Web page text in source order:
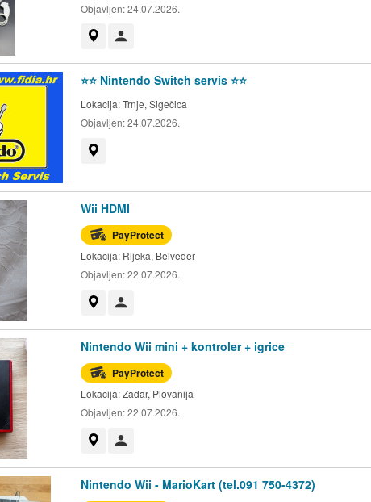
Objavljen:24.07.2026.
⭐️⭐️ Nintendo Switch servis ⭐️⭐️
Lokacija:Trnje, Sigečica
Objavljen:24.07.2026.
Wii HDMI
PayProtect
Lokacija: Rijeka, Belveder
Objavljen:22.07.2026.
Nintendo Wii mini + kontroler + igrice
PayProtect
Lokacija:Zadar, Plovanija
Objavljen:22.07.2026.
Nintendo Wii - MarioKart (tel.091 750-4372)